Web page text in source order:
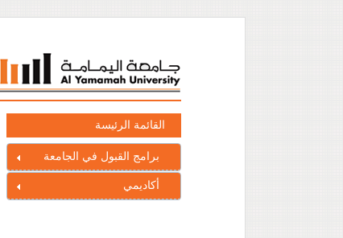
القائمة الرئيسة
برامج القبول في الجامعة
أكاديمي